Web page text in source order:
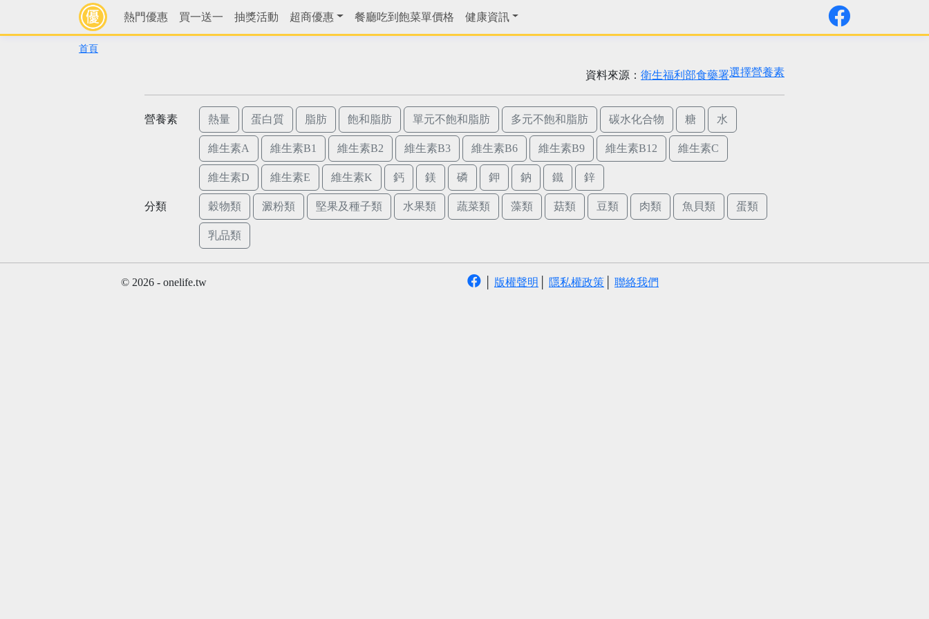
熱門優惠 買一送一 抽獎活動 超商優惠 餐廳吃到飽菜單價格 健康資訊
首頁
選擇營養素
資料來源： 衛生福利部食藥署
營養素 熱量 蛋白質 脂肪 飽和脂肪 單元不飽和脂肪 多元不飽和脂肪 碳水化合物 糖 水
維生素A 維生素B1 維生素B2 維生素B3 維生素B6 維生素B9 維生素B12 維生素C
維生素D 維生素E 維生素K 鈣 鎂 磷 鉀 鈉 鐵 鋅
分類 穀物類 澱粉類 堅果及種子類 水果類 蔬菜類 藻類 菇類 豆類 肉類 魚貝類 蛋類
乳品類
© 2026 - onelife.tw 版權聲明 隱私權政策 聯絡我們